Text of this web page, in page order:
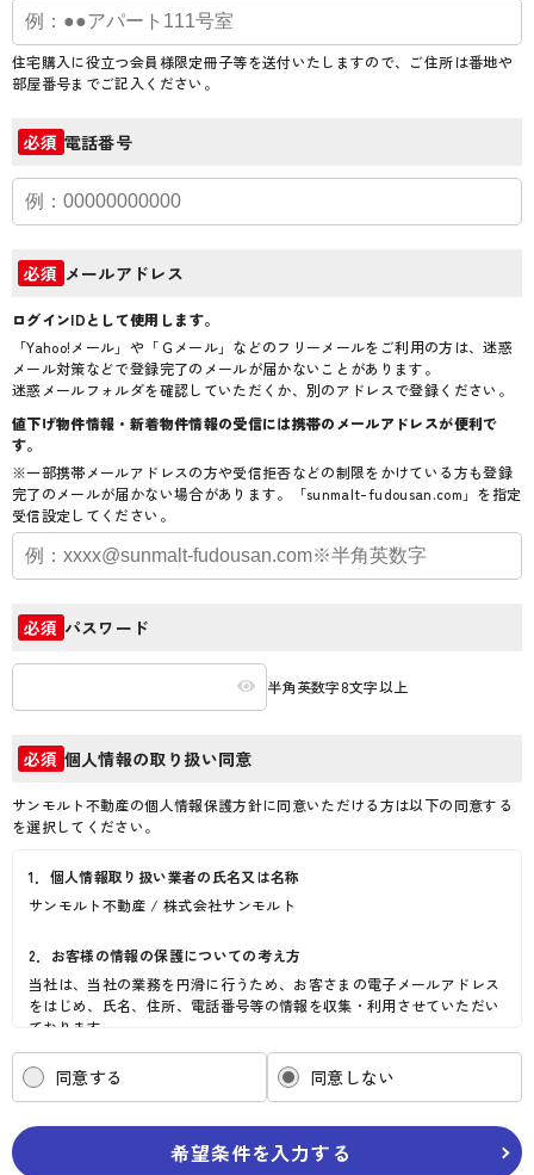
住宅購入に役立つ会員様限定冊子等を送付いたしますので、ご住所は番地や
部屋番号までご記入ください。
必須 電話番号
必須 メールアドレス
ログインIDとして使用します。
「Yahoo!メール」や「Ｇメール」などのフリーメールをご利用の方は、迷惑
メール対策などで登録完了のメールが届かないことがあります。
迷惑メールフォルダを確認していただくか、別のアドレスで登録ください。
値下げ物件情報・新着物件情報の受信には携帯のメールアドレスが便利で
す。
※一部携帯メールアドレスの方や受信拒否などの制限をかけている方も登録
完了のメールが届かない場合があります。「sunmalt-fudousan.com」を指定
受信設定してください。
必須 パスワード
半角英数字8文字以上
必須 個人情報の取り扱い同意
サンモルト不動産の個人情報保護方針に同意いただける方は以下の同意する
を選択してください。
1．個人情報取り扱い業者の氏名又は名称
サンモルト不動産 / 株式会社サンモルト
2．お客様の情報の保護についての考え方
当社は、当社の業務を円滑に行うため、お客さまの電子メールアドレス
をはじめ、氏名、住所、電話番号等の情報を収集・利用させていただい
ております。
当社は、これらのお客さまの個人情報（以下「お客さま情報」といいま
す。）の適正な保護を重大な責務と認識し、この責務を果たすために、
次の方針の下でお客さま情報を取り扱います。
(1) お客さま情報に適用される個人情報の保護に関する法律その他の関
係法令を遵守し、適切に取り扱います。また、適宜取扱いの改善に努め
同意する 同意しない
希望条件を入力する